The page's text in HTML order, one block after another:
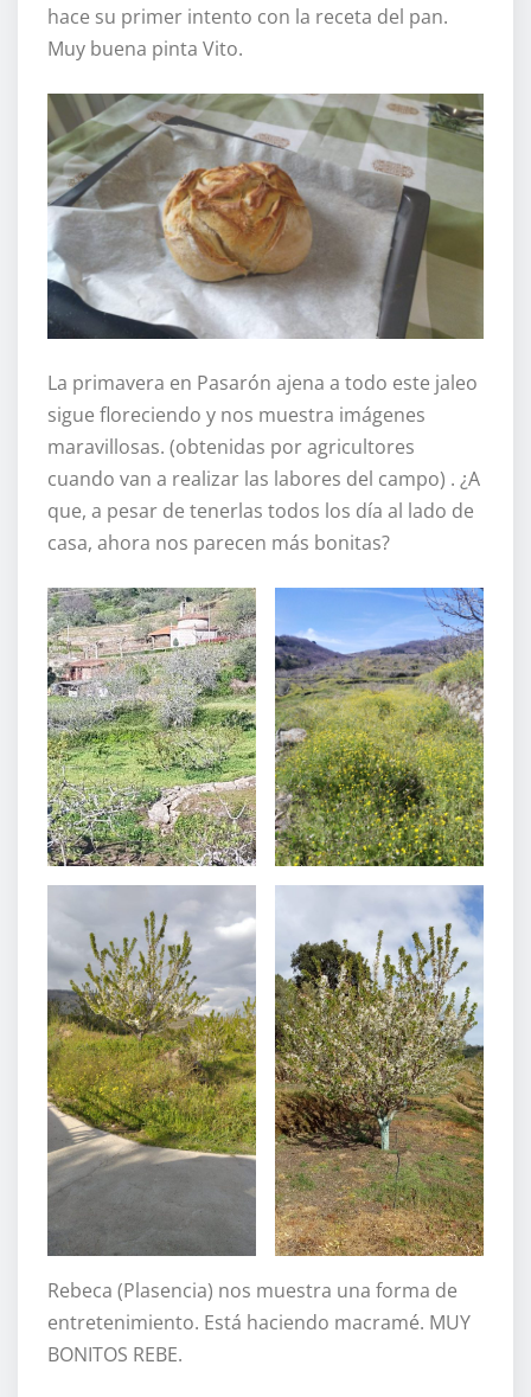
hace su primer intento con la receta del pan.
Muy buena pinta Vito.
La primavera en Pasarón ajena a todo este jaleo
sigue floreciendo y nos muestra imágenes
maravillosas. (obtenidas por agricultores
cuando van a realizar las labores del campo) . ¿A
que, a pesar de tenerlas todos los día al lado de
casa, ahora nos parecen más bonitas?
Rebeca (Plasencia) nos muestra una forma de
entretenimiento. Está haciendo macramé. MUY
BONITOS REBE.